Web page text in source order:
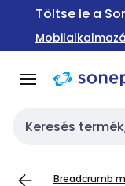
Ugrás aTöltse le a
Keresési bemenet
Breadcrumb